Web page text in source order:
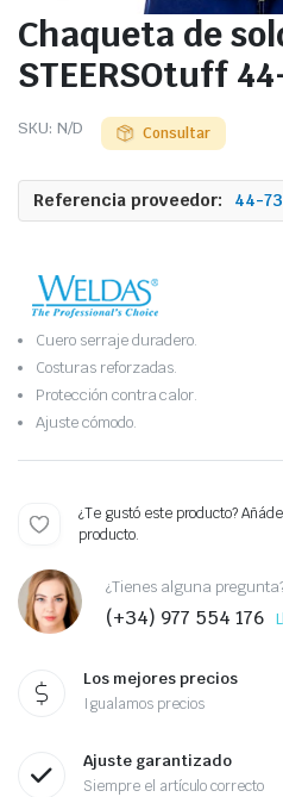
Chaqueta de
STEERSOtuff
SKU: N/D Consultar
Referencia proveedor: 44-
Cuero serraje duradero.
Costuras reforzadas.
Protección contra calor.
Ajuste cómodo.
¿Te gustó este producto?
producto.
¿Tienes alguna
(+34) 977 554 176
Los mejores precios
Igualamos precios
Ajuste garantizado
Siempre el artículo correcto